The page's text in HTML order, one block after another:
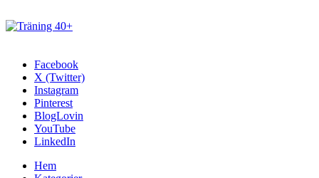
Facebook
X (Twitter)
Instagram
Pinterest
BlogLovin
YouTube
LinkedIn
Hem